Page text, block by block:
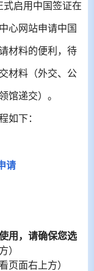
式启用中国签证在
心网站申请中国
材料的便利，待
材料（外交、公
馆递交）。
如下：
请
用，请确保您选
）
页面右上方）